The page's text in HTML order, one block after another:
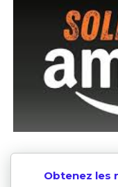
Obtenez les